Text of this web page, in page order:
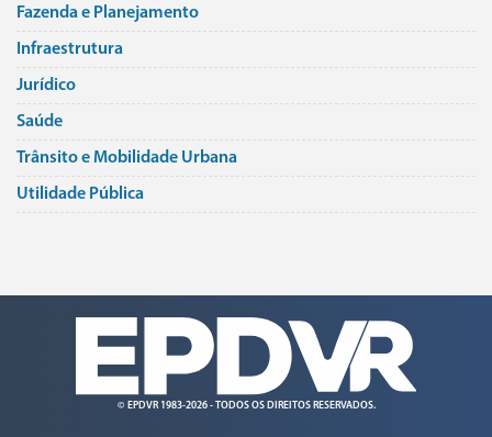
Fazenda e Planejamento
Infraestrutura
Jurí­dico
Saúde
Trânsito e Mobilidade Urbana
Utilidade Pública
© EPDVR 1983-2026 - TODOS OS DIREITOS RESERVADOS.